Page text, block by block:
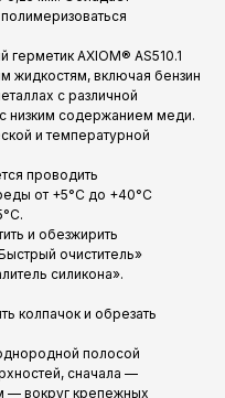
AXIOM® AS510.1
жидкостям, включая бензин
с различной
низким содержанием меди.
и температурной
проводить
от +5°C до +40°C
и обезжирить
очиститель»
силикона».
колпачок и обрезать
полосой
сначала —
— вокруг крепежных